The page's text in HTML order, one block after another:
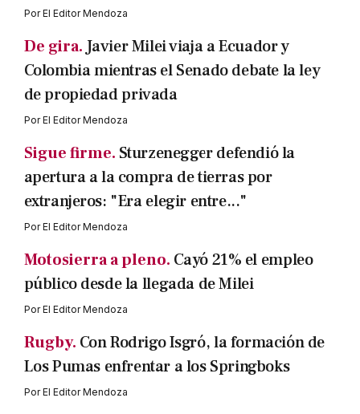
PorEl Editor Mendoza
De gira.Javier Milei viaja a Ecuador y
Colombia mientras el Senado debate la ley
de propiedad privada
PorEl Editor Mendoza
Sigue firme. Sturzenegger defendió la
apertura a la compra de tierras por
extranjeros: "Era elegir entre..."
PorEl Editor Mendoza
Motosierra a pleno. Cayó 21% el empleo
público desde la llegada de Milei
PorEl Editor Mendoza
Rugby. Con Rodrigo Isgró, la formación de
Los Pumas enfrentar a los Springboks
PorEl Editor Mendoza